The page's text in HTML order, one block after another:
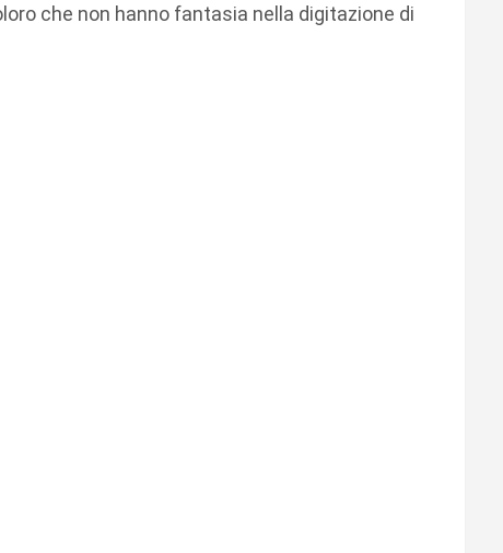
che non hanno fantasia nella digitazione di